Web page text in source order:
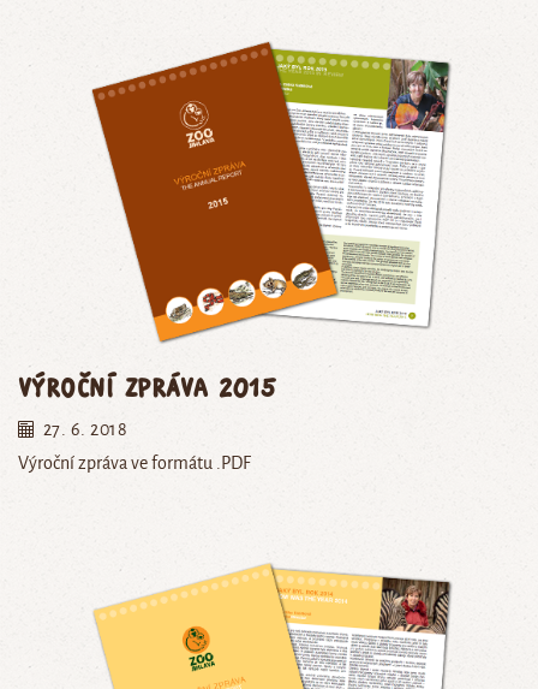
Výroční zpráva 2015
27. 6. 2018
Výroční zpráva ve formátu .PDF